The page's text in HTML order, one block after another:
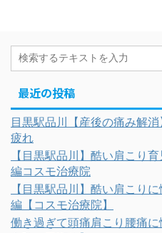
最近の投稿
目黒駅品川【産後の痛み解
疲れ
【目黒駅品川】酷い肩こり
編コスモ治療院
【目黒駅品川】酷い肩こり
編【コスモ治療院】
働き過ぎて頭痛肩こり腰痛